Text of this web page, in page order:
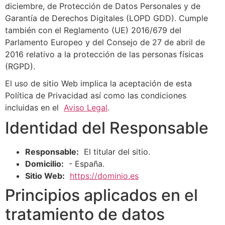
diciembre, de Protección de Datos Personales y de
Garantía de Derechos Digitales (LOPD GDD). Cumple
también con el Reglamento (UE) 2016/679 del
Parlamento Europeo y del Consejo de 27 de abril de
2016 relativo a la protección de las personas físicas
(RGPD).
El uso de sitio Web implica la aceptación de esta
Política de Privacidad así como las condiciones
incluidas en el Aviso Legal.
Identidad del Responsable
Responsable: El titular del sitio.
Domicilio: - España.
Sitio Web: https://dominio.es
Principios aplicados en el
tratamiento de datos